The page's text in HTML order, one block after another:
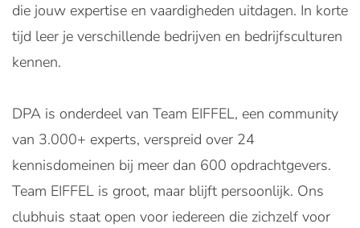
die jouw expertise en vaardigheden uitdagen. In korte
tijd leer je verschillende bedrijven en bedrijfsculturen
kennen.
DPA is onderdeel van Team EIFFEL, een community
van 3.000+ experts, verspreid over 24
kennisdomeinen bij meer dan 600 opdrachtgevers.
Team EIFFEL is groot, maar blijft persoonlijk. Ons
clubhuis staat open voor iedereen die zichzelf voor